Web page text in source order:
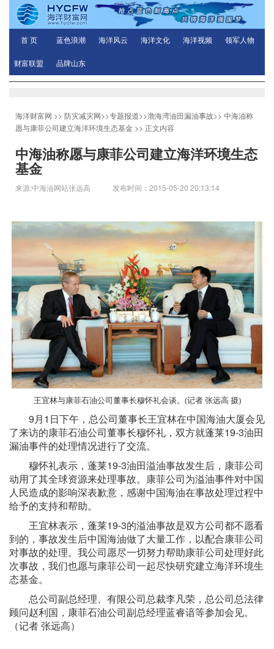
首 页 蓝色浪潮 海洋风云 海洋文化 海洋视频 领军人物
财富联盟 品牌山东
海洋财富网 >> 防灾减灾网>>专题报道>>渤海湾油田漏油事故>> 中海油称
愿与康菲公司建立海洋环境生态基金 >> 正文内容
中海油称愿与康菲公司建立海洋环境生态
基金
来源:中海油网站张远高 发布时间：2015-05-20 20:13:14
王宜林与康菲石油公司董事长穆怀礼会谈。(记者 张远高 摄)
9月1日下午，总公司董事长王宜林在中国海油大厦会见
了来访的康菲石油公司董事长穆怀礼，双方就蓬莱19-3油田
漏油事件的处理情况进行了交流。
穆怀礼表示，蓬莱19-3油田溢油事故发生后，康菲公司
动用了其全球资源来处理事故。康菲公司为溢油事件对中国
人民造成的影响深表歉意，感谢中国海油在事故处理过程中
给予的支持和帮助。
王宜林表示，蓬莱19-3的溢油事故是双方公司都不愿看
到的，事故发生后中国海油做了大量工作，以配合康菲公司
对事故的处理。我公司愿尽一切努力帮助康菲公司处理好此
次事故，我们也愿与康菲公司一起尽快研究建立海洋环境生
态基金。
总公司副总经理、有限公司总裁李凡荣，总公司总法律
顾问赵利国，康菲石油公司副总经理蓝睿谙等参加会见。
（记者 张远高）